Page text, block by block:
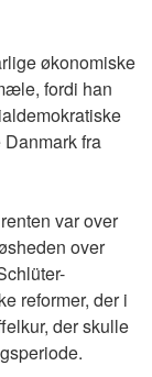
økonomiske
fordi han
fra
var over
over
reformer, der i
der skulle